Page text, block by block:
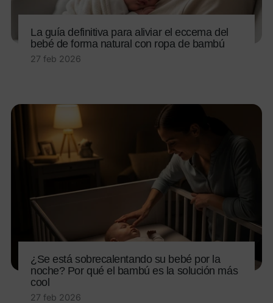
La guía definitiva para aliviar el eccema del
bebé de forma natural con ropa de bambú
27 feb 2026
¿Se está sobrecalentando su bebé por la
noche? Por qué el bambú es la solución más
cool
27 feb 2026